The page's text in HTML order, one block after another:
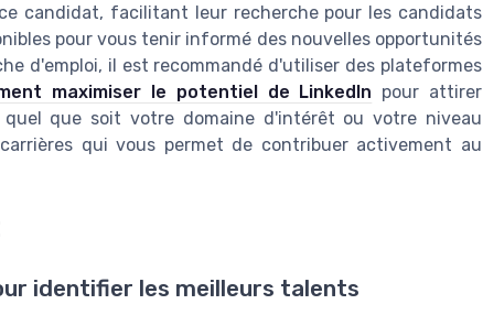
candidat, facilitant leur recherche pour les candidats
pour vous tenir informé des nouvelles opportunités
d'emploi, il est recommandé d'utiliser des plateformes
maximiser le potentiel de LinkedIn pour attirer
quel que soit votre domaine d'intérêt ou votre niveau
qui vous permet de contribuer activement au
identifier les meilleurs talents